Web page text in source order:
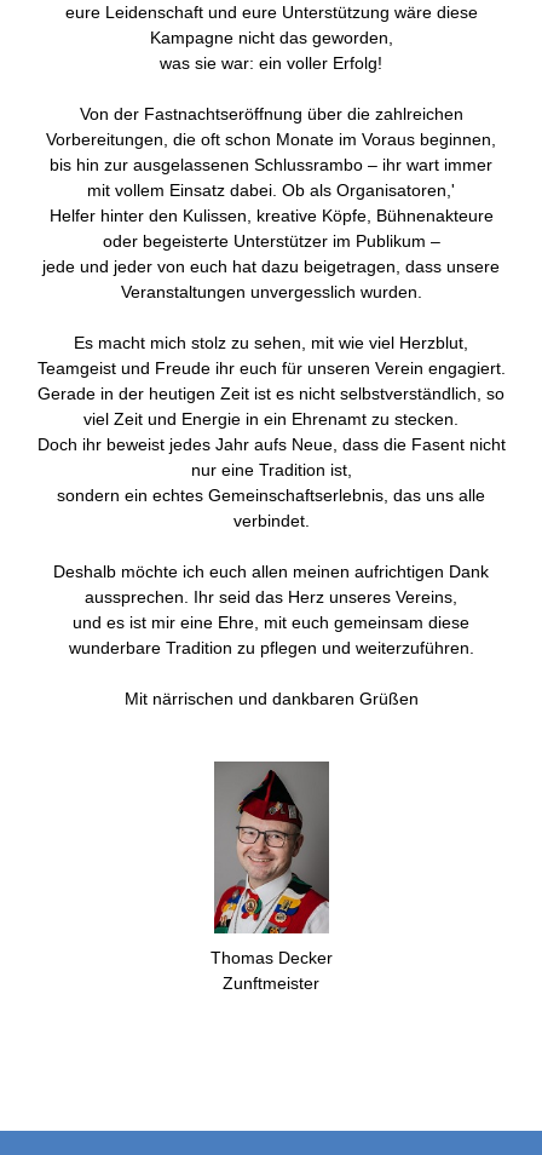
eure Leidenschaft und eure Unterstützung wäre diese
Kampagne nicht das geworden,
was sie war: ein voller Erfolg!
Von der Fastnachtseröffnung über die zahlreichen
Vorbereitungen, die oft schon Monate im Voraus beginnen,
bis hin zur ausgelassenen Schlussrambo – ihr wart immer
mit vollem Einsatz dabei. Ob als Organisatoren,'
Helfer hinter den Kulissen, kreative Köpfe, Bühnenakteure
oder begeisterte Unterstützer im Publikum –
jede und jeder von euch hat dazu beigetragen, dass unsere
Veranstaltungen unvergesslich wurden.
Es macht mich stolz zu sehen, mit wie viel Herzblut,
Teamgeist und Freude ihr euch für unseren Verein engagiert.
Gerade in der heutigen Zeit ist es nicht selbstverständlich, so
viel Zeit und Energie in ein Ehrenamt zu stecken.
Doch ihr beweist jedes Jahr aufs Neue, dass die Fasent nicht
nur eine Tradition ist,
sondern ein echtes Gemeinschaftserlebnis, das uns alle
verbindet.
Deshalb möchte ich euch allen meinen aufrichtigen Dank
aussprechen. Ihr seid das Herz unseres Vereins,
und es ist mir eine Ehre, mit euch gemeinsam diese
wunderbare Tradition zu pflegen und weiterzuführen.
Mit närrischen und dankbaren Grüßen
Thomas Decker
Zunftmeister